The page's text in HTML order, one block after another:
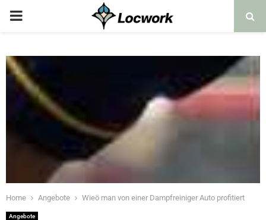
Home Angebote Wieö man von einer Dampfreiniger Auto profitiert
Angebote